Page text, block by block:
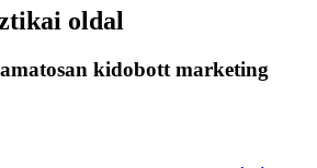
oldal
kidobott marketing